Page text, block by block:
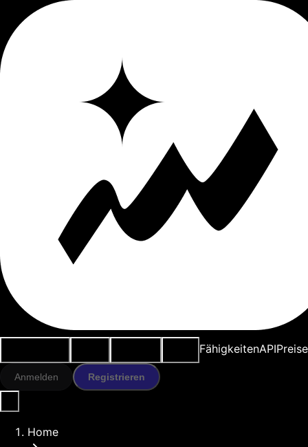
FähigkeitenAPIPreise
Anmelden Registrieren
Home